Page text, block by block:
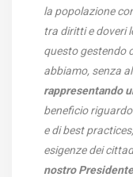
la popolazione
tra diritti e doveri
questo gestendo
abbiamo, senza
rappresentando
beneficio
e di best
esigenze dei
nostro